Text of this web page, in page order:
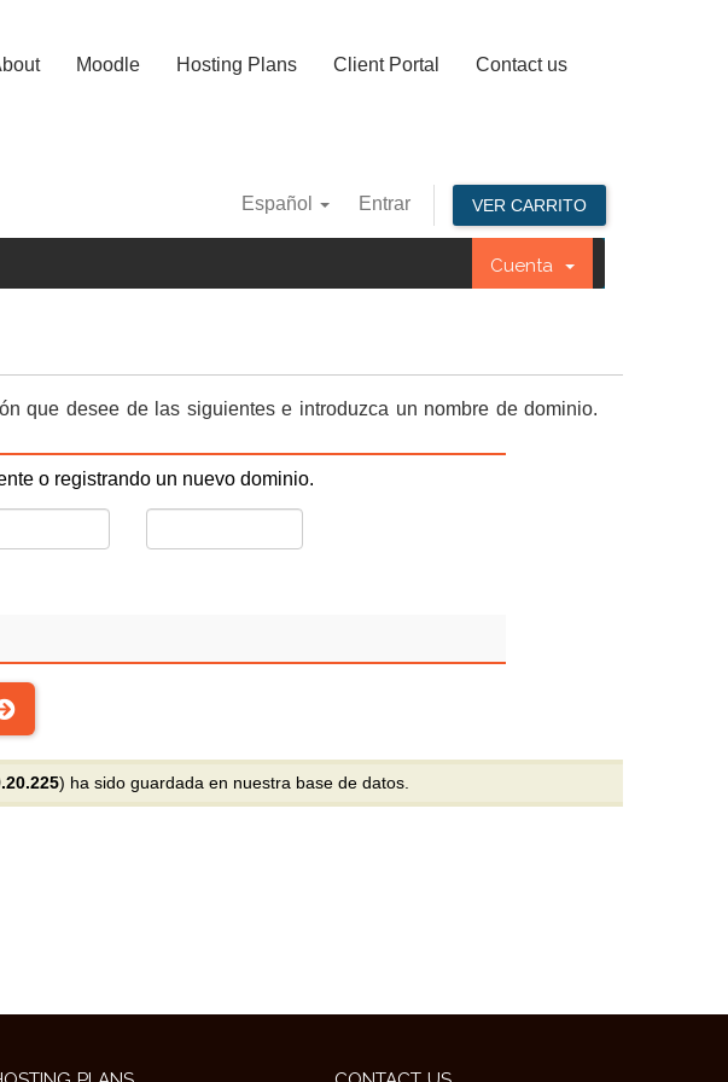
Moodle Hosting Plans Client Portal Contact us
Español Entrar VER CARRITO
Cuenta
que desee de las siguientes e introduzca un nombre de dominio.
o registrando un nuevo dominio.
) ha sido guardada en nuestra base de datos.